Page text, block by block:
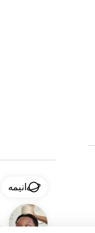
انیمه